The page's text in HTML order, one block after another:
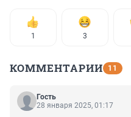
1 3
КОММЕНТАРИИ 11
Гость
28 января 2025, 01:17